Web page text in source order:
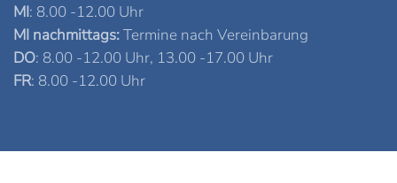
MI: 8.00 -12.00 Uhr
MI nachmittags:Termine nach Vereinbarung
DO: 8.00 -12.00 Uhr, 13.00 -17.00 Uhr
FR: 8.00 -12.00 Uhr